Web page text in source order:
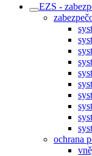
EZS -
ochrana